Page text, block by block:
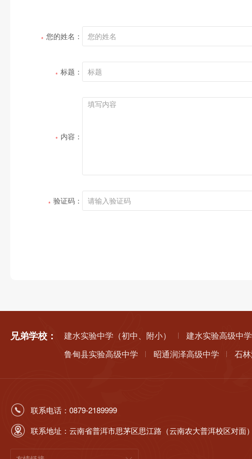
您的姓名：
标题：
内容：
验证码：
兄弟学校： 建水实验中学（初中、附小） 建水实验高级中学
鲁甸县实验高级中学
昭通润泽高级中学 石
联系电话：0879-2189999
联系地址：云南省普洱市思茅区思江路（云南农大普洱校区对面）